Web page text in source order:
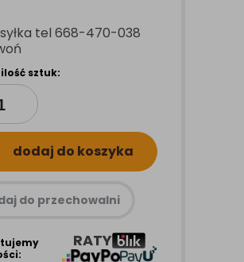
tel 668-470-038
sztuk:
dodaj do koszyka
do przechowalni
RATY